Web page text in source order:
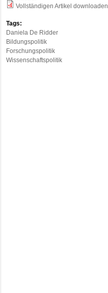
Vollständigen Artikel downloaden
Tags:
Daniela De Ridder
Bildungspolitik
Forschungspolitik
Wissenschaftspolitik